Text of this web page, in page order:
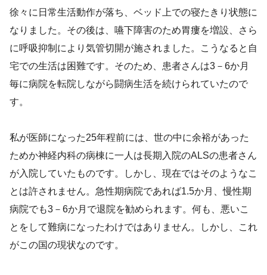
徐々に日常生活動作が落ち、ベッド上での寝たきり状態に
なりました。その後は、嚥下障害のため胃瘻を増設、さら
に呼吸抑制により気管切開が施されました。こうなると自
宅での生活は困難です。そのため、患者さんは3－6か月
毎に病院を転院しながら闘病生活を続けられていたので
す。
私が医師になった25年程前には、世の中に余裕があった
ためか神経内科の病棟に一人は長期入院のALSの患者さん
が入院していたものです。しかし、現在ではそのようなこ
とは許されません。急性期病院であれば1.5か月、慢性期
病院でも3－6か月で退院を勧められます。何も、悪いこ
とをして難病になったわけではありません。しかし、これ
がこの国の現状なのです。